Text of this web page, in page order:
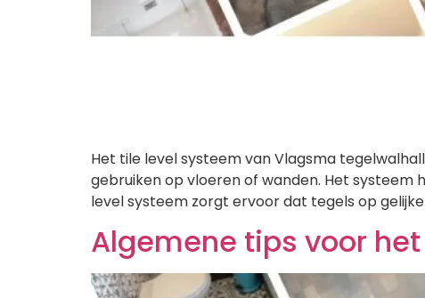
Het tile level systeem van Vlagsma
gebruiken op vloeren of wanden. Het
level systeem zorgt ervoor dat tegels op
Algemene tips voor